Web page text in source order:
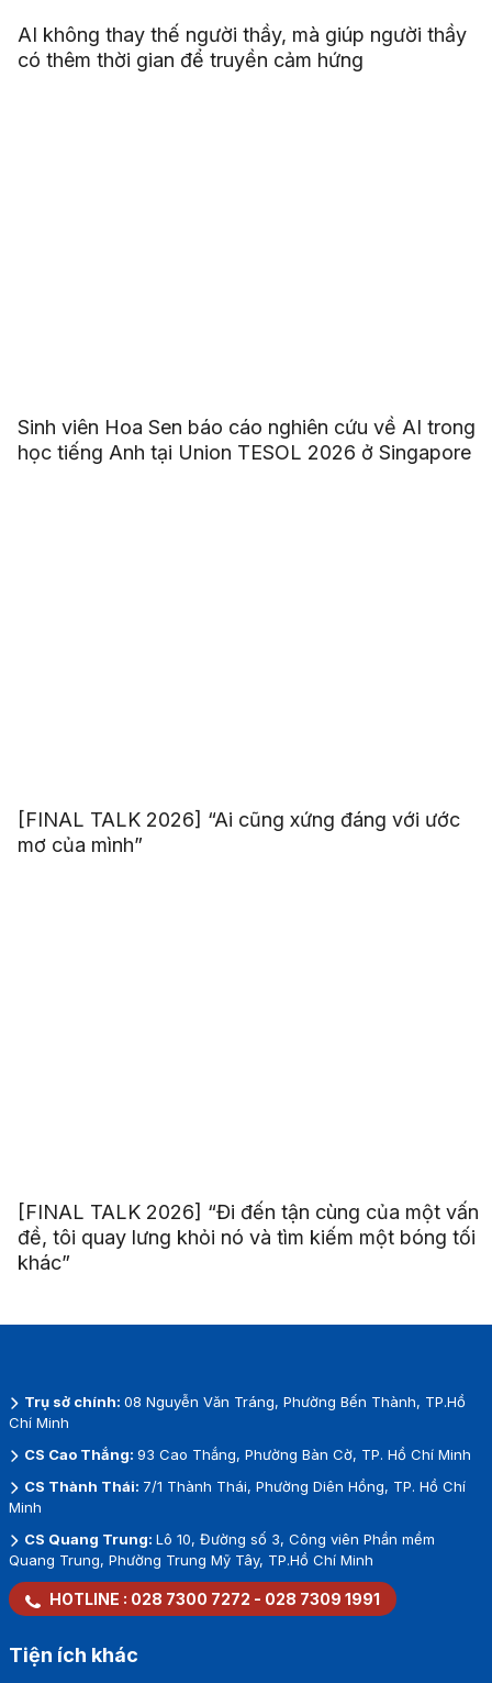
AI không thay thế người thầy, mà giúp người thầy
có thêm thời gian để truyền cảm hứng
Sinh viên Hoa Sen báo cáo nghiên cứu về AI trong
học tiếng Anh tại Union TESOL 2026 ở Singapore
[FINAL TALK 2026] “Ai cũng xứng đáng với ước
mơ của mình”
[FINAL TALK 2026] “Đi đến tận cùng của một vấn
đề, tôi quay lưng khỏi nó và tìm kiếm một bóng tối
khác”
Trụ sở chính: 08 Nguyễn Văn Tráng, Phường Bến Thành, TP.Hồ
Chí Minh
CS Cao Thắng: 93 Cao Thắng, Phường Bàn Cờ, TP. Hồ Chí Minh
CS Thành Thái: 7/1 Thành Thái, Phường Diên Hồng, TP. Hồ Chí
Minh
CS Quang Trung: Lô 10, Đường số 3, Công viên Phần mềm
Quang Trung, Phường Trung Mỹ Tây, TP.Hồ Chí Minh
HOTLINE : 028 7300 7272 - 028 7309 1991
Tiện ích khác